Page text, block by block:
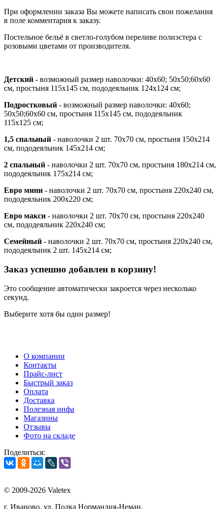
При оформлении заказа Вы можете написать свои пожелания
в поле комментария к заказу.
Постельное бельё в светло-голубом переливе полиэстера с
розовыми цветами от производителя.
Детский - возможный размер наволочки: 40х60; 50х50;60х60
см, простыня 115х145 см, пододеяльник 124х124 см;
Подростковый - возможный размер наволочки: 40х60;
50х50;60х60 см, простыня 115х145 см, пододеяльник
115х125 см;
1,5 спальный - наволочки 2 шт. 70х70 см, простыня 150х214
см, пододеяльник 145х214 см;
2 спальный - наволочки 2 шт. 70х70 см, простыня 180х214 см,
пододеяльник 175х214 см;
Евро мини - наволочки 2 шт. 70х70 см, простыня 220х240 см,
пододеяльник 200х220 см;
Евро макси - наволочки 2 шт. 70х70 см, простыня 220х240
см, пододеяльник 220х240 см;
Семейный - наволочки 2 шт. 70х70 см, простыня 220х240 см,
пододеяльник 2 шт. 145х214 см;
Заказ успешно добавлен в корзину!
Это сообщение автоматически закроется через несколько
секунд.
Выберите хотя бы один размер!
О компании
Контакты
Прайс-лист
Быстрый заказ
Оплата
Доставка
Полезная инфа
Магазины
Отзывы
Фото на складе
Поделиться:
© 2009-2026 Valetex
г. Иваново, ул. Полка Нормандия-Неман,